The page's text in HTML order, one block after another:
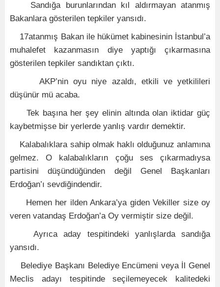
Sandığa burunlarından kıl aldırmayan atanmış
Bakanlara gösterilen tepkiler yansıdı.
17atanmış Bakan ile hükümet kabinesinin İstanbul’a
muhalefet kazanmasın diye yaptığı çıkarmasına
gösterilen tepkiler sandıktan çıktı.
AKP’nin oyu niye azaldı, etkili ve yetkilileri
düşünür mü acaba.
Tek başına her şey elinin altında olan iktidar güç
kaybetmişse bir yerlerde yanlış vardır demektir.
Kalabalıklara sahip olmak haklı olduğunuz anlamına
gelmez. O kalabalıkların çoğu ses çıkarmadıysa
partisini düşündüğünden değil Genel Başkanları
Erdoğan’ı sevdiğindendir.
Hemen her ilden Ankara’ya giden Vekiller size oy
veren vatandaş Erdoğan’a Oy vermiştir size değil.
Ayrıca aday tespitindeki yanlışlarda sandığa
yansıdı.
Belediye Başkanı Belediye Encümeni veya İl Genel
Meclis adayı tespitinde seçilemeyecek kalitedeki